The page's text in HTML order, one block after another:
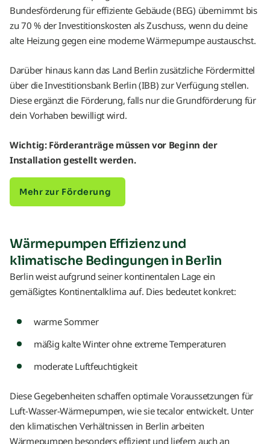
Bundesförderung für effiziente Gebäude (BEG) übernimmt bis
zu 70 % der Investitionskosten als Zuschuss, wenn du deine
alte Heizung gegen eine moderne Wärmepumpe austauschst.
Darüber hinaus kann das Land Berlin zusätzliche Fördermittel
über die Investitionsbank Berlin (IBB) zur Verfügung stellen.
Diese ergänzt die Förderung, falls nur die Grundförderung für
dein Vorhaben bewilligt wird.
Wichtig: Förderanträge müssen vor Beginn der
Installation gestellt werden.
Mehr zur Förderung
Wärmepumpen Effizienz und
klimatische Bedingungen in Berlin
Berlin weist aufgrund seiner kontinentalen Lage ein
gemäßigtes Kontinentalklima auf. Dies bedeutet konkret:
warme Sommer
mäßig kalte Winter ohne extreme Temperaturen
moderate Luftfeuchtigkeit
Diese Gegebenheiten schaffen optimale Voraussetzungen für
Luft-Wasser-Wärmepumpen, wie sie tecalor entwickelt. Unter
den klimatischen Verhältnissen in Berlin arbeiten
Wärmepumpen besonders effizient und liefern auch an